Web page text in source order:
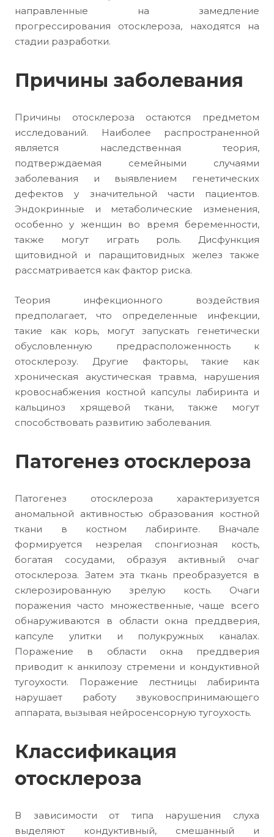
направленные на замедление
прогрессирования отосклероза, находятся на
стадии разработки.
Причины заболевания
Причины отосклероза остаются предметом
исследований. Наиболее распространенной
является наследственная теория,
подтверждаемая семейными случаями
заболевания и выявлением генетических
дефектов у значительной части пациентов.
Эндокринные и метаболические изменения,
особенно у женщин во время беременности,
также могут играть роль. Дисфункция
щитовидной и паращитовидных желез также
рассматривается как фактор риска.
Теория инфекционного воздействия
предполагает, что определенные инфекции,
такие как корь, могут запускать генетически
обусловленную предрасположенность к
отосклерозу. Другие факторы, такие как
хроническая акустическая травма, нарушения
кровоснабжения костной капсулы лабиринта и
кальциноз хрящевой ткани, также могут
способствовать развитию заболевания.
Патогенез отосклероза
Патогенез отосклероза характеризуется
аномальной активностью образования костной
ткани в костном лабиринте. Вначале
формируется незрелая спонгиозная кость,
богатая сосудами, образуя активный очаг
отосклероза. Затем эта ткань преобразуется в
склерозированную зрелую кость. Очаги
поражения часто множественные, чаще всего
обнаруживаются в области окна преддверия,
капсуле улитки и полукружных каналах.
Поражение в области окна преддверия
приводит к анкилозу стремени и кондуктивной
тугоухости. Поражение лестницы лабиринта
нарушает работу звуковоспринимающего
аппарата, вызывая нейросенсорную тугоухость.
Классификация
отосклероза
В зависимости от типа нарушения слуха
выделяют кондуктивный, смешанный и